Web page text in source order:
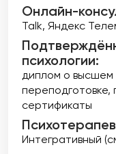
Онлайн-
Talk, Яндекс
психологии:
диплом о высшем
переподготовке
сертификаты
Интегративный